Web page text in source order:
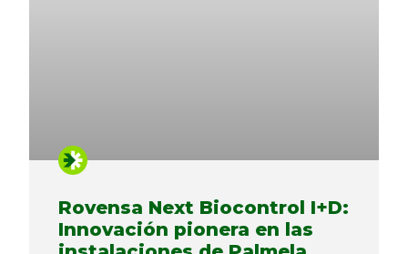
Rovensa Next Biocontrol I+D:
Innovación pionera en las